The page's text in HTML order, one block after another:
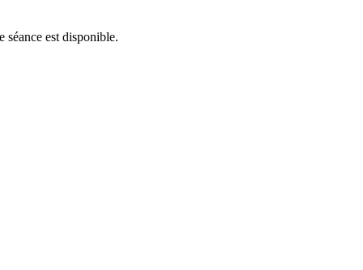
séance est disponible.